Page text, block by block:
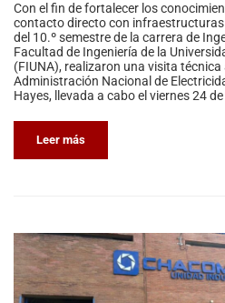
Con el fin de fortalecer los
contacto directo con
del 10.º semestre de la carrera de
Facultad de Ingeniería de la
(FIUNA), realizaron una visita técnica
Administración Nacional de
Hayes, llevada a cabo el viernes 24
Leer más